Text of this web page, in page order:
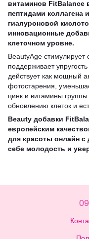
витаминов FitBalance
пептидами коллагена
гиалуроновой
инновационные
клеточном уровне.
BeautyAge стимулирует
поддерживает
действует как мощный
фотостарения,
цинк и витамины
обновлению клеток и
Beauty добавки
европейским
для красоты онлайн с
себе молодость и